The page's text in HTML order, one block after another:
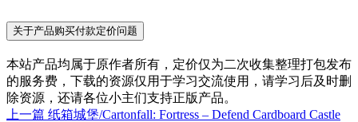
关于产品购买付款定价问题
本站产品均属于原作者所有，定价仅为二次收集整理打包发布
的服务费，下载的资源仅用于学习交流使用，请学习后及时删
除资源，还请各位小主们支持正版产品。
上一篇 纸箱城堡/Cartonfall: Fortress – Defend Cardboard Castle